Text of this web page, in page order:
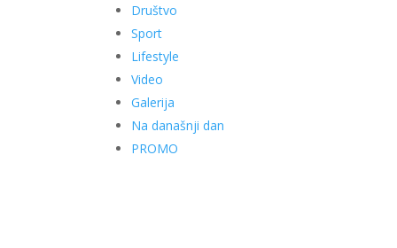
Društvo
Sport
Lifestyle
Video
Galerija
Na današnji dan
PROMO